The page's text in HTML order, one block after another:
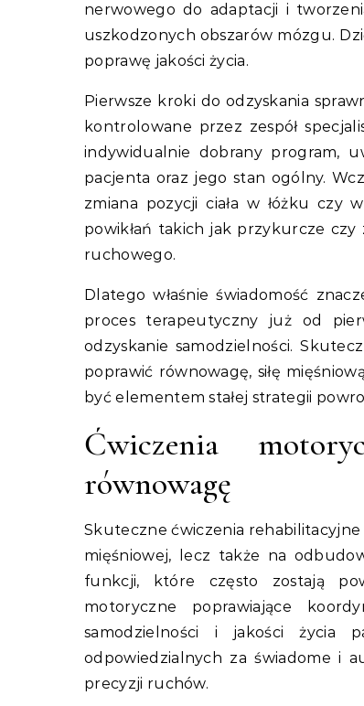
nerwowego do adaptacji i
uszkodzonych obszarów mózgu.
poprawę jakości życia.
Pierwsze kroki do odzyskania
kontrolowane przez zespół
indywidualnie dobrany program,
pacjenta oraz jego stan ogólny.
zmiana pozycji ciała w łóżku czy
powikłań takich jak przykurcze
ruchowego.
Dlatego właśnie świadomość
proces terapeutyczny już od
odzyskanie samodzielności.
poprawić równowagę, siłę
być elementem stałej strategii
Ćwiczenia
równowagę
Skuteczne ćwiczenia
mięśniowej, lecz także na
funkcji, które często zostają
motoryczne poprawiające
samodzielności i jakości życia
odpowiedzialnych za świadome i
precyzji ruchów.